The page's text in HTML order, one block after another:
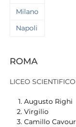
Milano
Napoli
ROMA
LICEO SCIENTIFICO
Augusto Righi
Virgilio
Camillo Cavour